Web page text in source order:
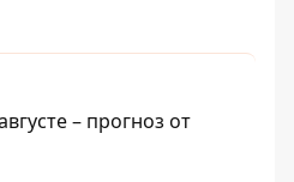
– прогноз от